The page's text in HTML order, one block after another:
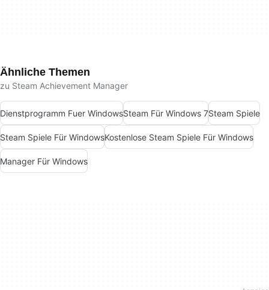
Ähnliche Themen
zu Steam Achievement Manager
Dienstprogramm Fuer WindowsSteam Für Windows 7Steam Spiele
Steam Spiele Für WindowsKostenlose Steam Spiele Für Windows
Manager Für Windows